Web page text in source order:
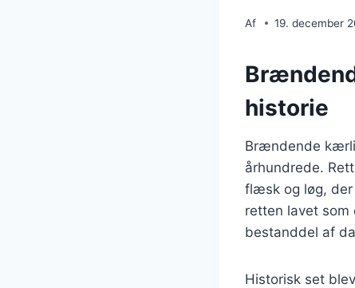
Af 19. december
historie
Brændende
århundrede.
flæsk og løg, der
retten lavet
bestanddel af
Historisk set